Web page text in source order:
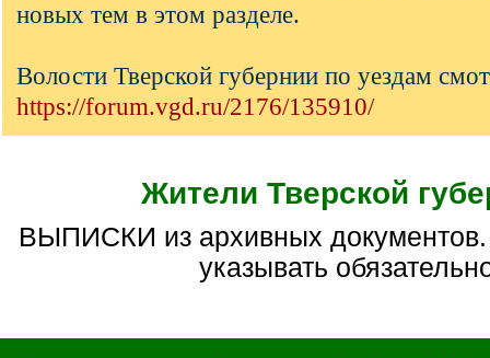
новых тем в этом разделе.
Волости Тверской губернии по уездам
https://forum.vgd.ru/2176/135910/
Жители Тверской
ВЫПИСКИ из архивных документов. Реквизиты дел
указывать